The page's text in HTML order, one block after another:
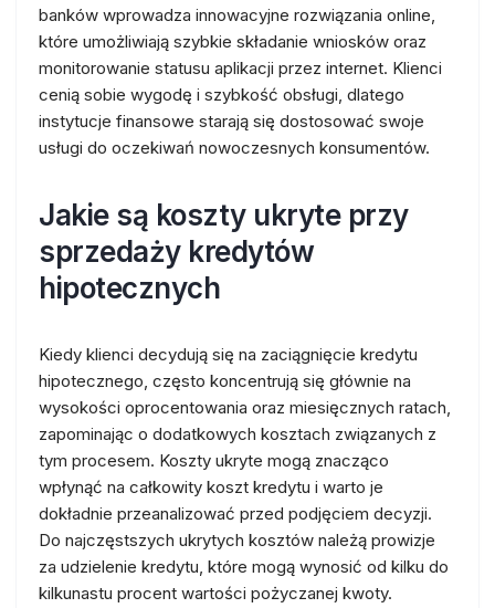
banków wprowadza innowacyjne rozwiązania online,
które umożliwiają szybkie składanie wniosków oraz
monitorowanie statusu aplikacji przez internet. Klienci
cenią sobie wygodę i szybkość obsługi, dlatego
instytucje finansowe starają się dostosować swoje
usługi do oczekiwań nowoczesnych konsumentów.
Jakie są koszty ukryte przy
sprzedaży kredytów
hipotecznych
Kiedy klienci decydują się na zaciągnięcie kredytu
hipotecznego, często koncentrują się głównie na
wysokości oprocentowania oraz miesięcznych ratach,
zapominając o dodatkowych kosztach związanych z
tym procesem. Koszty ukryte mogą znacząco
wpłynąć na całkowity koszt kredytu i warto je
dokładnie przeanalizować przed podjęciem decyzji.
Do najczęstszych ukrytych kosztów należą prowizje
za udzielenie kredytu, które mogą wynosić od kilku do
kilkunastu procent wartości pożyczanej kwoty.